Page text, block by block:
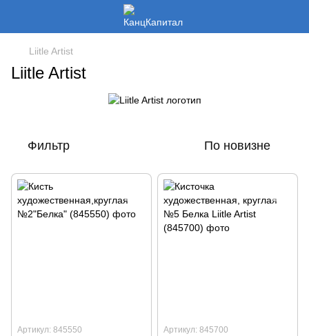
Liitle Artist
Liitle Artist
Фильтр По новизне
Артикул: 845550 Артикул: 845700